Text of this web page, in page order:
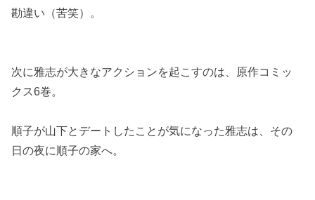
勘違い（苦笑）。
次に雅志が大きなアクションを起こすのは、原作コミッ
クス6巻。
順子が山下とデートしたことが気になった雅志は、その
日の夜に順子の家へ。